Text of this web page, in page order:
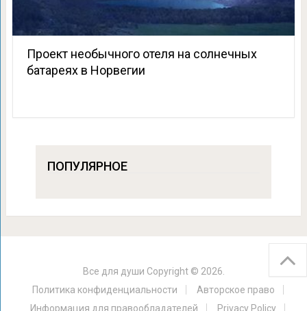
Проект необычного отеля на солнечных
батареях в Норвегии
ПОПУЛЯРНОЕ
Все для души Copyright © 2026.
Политика конфиденциальности
Авторское право
Информация для правообладателей
Privacy Policy